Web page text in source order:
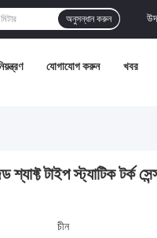
অনুসন্ধান করুন
যোগাযোগ করুন খবর
স্ট্যাটিক টর্ক
চীন